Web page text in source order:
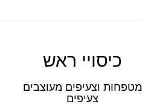
כיסויי ראש
מטפחות וצעיפים מעוצבים
צעיפים